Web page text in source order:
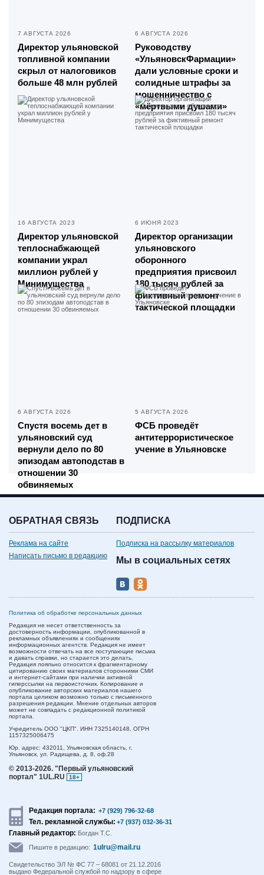
7 АВГУСТА 2026
Директор ульяновской
топливной компании
скрыл от налоговиков
больше 48 млн рублей
6 АВГУСТА 2026
Руководству
«УльяновскФармации»
дали условные сроки и
солидные штрафы за
мошенничество с
«мёртвыми душами»
16 АВГУСТА 2023
Директор ульяновской
теплоснабжающей
компании украл
миллион рублей у
Минимущества
6 ИЮНЯ 2023
Директор организации
ульяновского
оборонного
предприятия присвоил
180 тысяч рублей за
фиктивный ремонт
тактической площадки
6 АВГУСТА 2026
Спустя восемь дет в
ульяновский суд
вернули дело по 80
эпизодам автоподстав в
отношении 30
обвиняемых
5 АВГУСТА 2026
ФСБ проведёт
антитеррористическое
учение в Ульяновске
ОБРАТНАЯ СВЯЗЬ
Реклама на сайте
Написать письмо в редакцию
ПОДПИСКА
Подписка на рассылку материалов
Мы в социальных сетях
Политика об обработке персональных данных
Редакция не несет ответственность за
достоверность информации, опубликованной в
рекламных объявлениях и сообщениях
информационных агентств. Редакция не имеет
возможности отвечать на все поступающие письма
и давать справки, но старается это делать.
Редакция лояльно относится к фрагментарному
цитированию своих материалов сторонними СМИ
и интернет-сайтами при наличии активной
гиперссылки на первоисточник. Копирование и
опубликование авторских материалов нашего
портала целиком возможно только с письменного
разрешения редакции. Мнение отдельных авторов
может не совпадать с редакционной политикой
портала.
Учредитель ООО "ЦКП". ИНН 7325140148, ОГРН
1157325006475
Юр. адрес: 432011, Ульяновская область, г.
Ульяновск, ул. Радищева, д. 8, оф.28
© 2013-2026. "Первый ульяновский
портал" 1UL.RU
18+
Редакция портала: +7 (929) 796-32-68
Тел. рекламной службы: +7 (937) 032-36-31
Главный редактор: Богдан Т.С.
Пишите в редакцию: 1ulru@mail.ru
Свидетельство ЭЛ № ФС 77 – 68081 от 21.12.2016
выдано Федеральной службой по надзору в сфере